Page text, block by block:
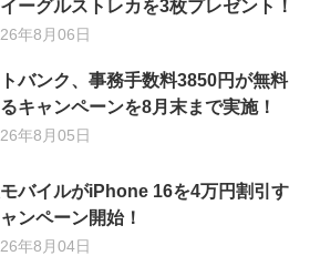
ーグルストレカを3枚プレゼント！
年8月06日
バンク、事務手数料3850円が無料
キャンペーンを8月末まで実施！
年8月05日
バイルがiPhone 16を4万円割引す
ンペーン開始！
年8月04日